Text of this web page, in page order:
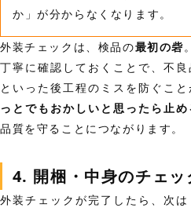
か」が分からなくなります。
外装チェックは、検品の最初の砦。
丁寧に確認しておくことで、不
といった後工程のミスを防ぐこ
っとでもおかしいと思ったら止め
品質を守ることにつながります。
4. 開梱・中身のチェッ
外装チェックが完了したら、次は